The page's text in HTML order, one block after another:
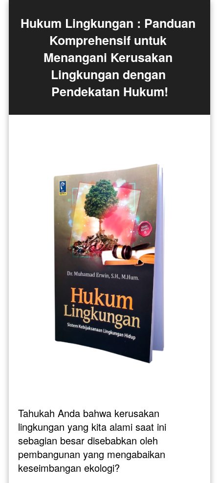
Hukum Lingkungan : Panduan
Komprehensif untuk
Menangani Kerusakan
Lingkungan dengan
Pendekatan Hukum!
Tahukah Anda bahwa kerusakan
lingkungan yang kita alami saat ini
sebagian besar disebabkan oleh
pembangunan yang mengabaikan
keseimbangan ekologi?